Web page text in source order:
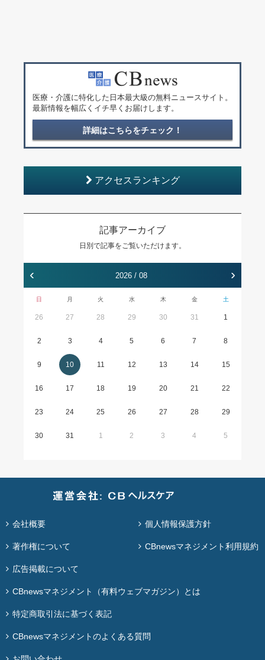
医療・介護に特化した日本最大級の無料ニュースサイト。
最新情報を幅広くイチ早くお届けします。
詳細はこちらをチェック！
アクセスランキング
記事アーカイブ
日別で記事をご覧いただけます。
‹ 2026 / 08 ›
日 月 火 水 木 金 土
26 27 28 29 30 31 1
2 3 4 5 6 7 8
9 10 11 12 13 14 15
16 17 18 19 20 21 22
23 24 25 26 27 28 29
30 31 1 2 3 4 5
会社概要 個人情報保護方針
著作権について CBnewsマネジメント利用規約
広告掲載について
CBnewsマネジメント（有料ウェブマガジン）とは
特定商取引法に基づく表記
CBnewsマネジメントのよくある質問